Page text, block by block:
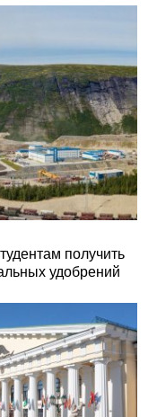
получить
удобрений